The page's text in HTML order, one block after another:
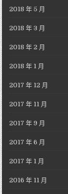
2018 年 5 月
2018 年 3 月
2018 年 2 月
2018 年 1 月
2017 年 12 月
2017 年 11 月
2017 年 9 月
2017 年 6 月
2017 年 1 月
2016 年 11 月